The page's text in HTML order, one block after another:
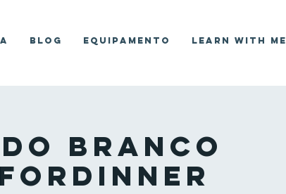
Blog Equipamento Learn With Me
Branco